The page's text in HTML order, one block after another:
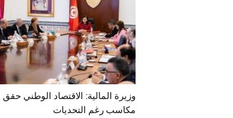
وزيرة المالية: الاقتصاد الوطني حقق
مكاسب رغم التحديات